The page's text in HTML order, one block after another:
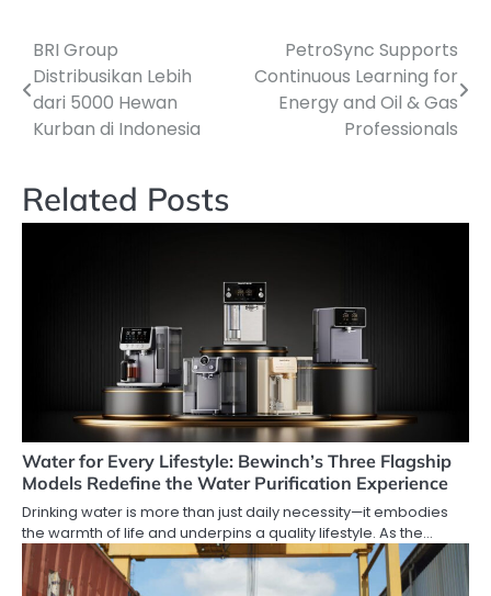
Navigasi
pos
BRI Group
Distribusikan Lebih
dari 5000 Hewan
Kurban di Indonesia
PetroSync Supports
Continuous Learning for
Energy and Oil & Gas
Professionals
Related Posts
Water for Every Lifestyle: Bewinch’s Three Flagship
Models Redefine the Water Purification Experience
Drinking water is more than just daily necessity—it embodies
the warmth of life and underpins a quality lifestyle. As the…